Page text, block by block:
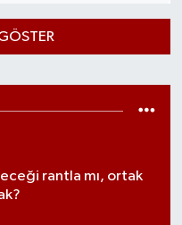
rantla mı, ortak